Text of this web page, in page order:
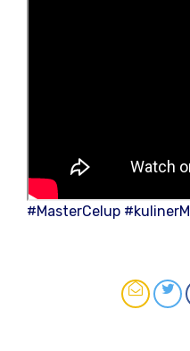
#MasterCelup